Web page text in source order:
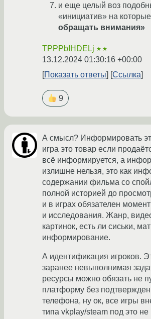
и еще целый воз
«инициатив» на которые
обращать внимания»
TPPPbIHDELj ★★
13.12.2024 01:30:16 +00:00
Показать ответы
Ссылка
9
А смысл? Информировать
игра это товар если
всё информируется, а
излишне нельзя, это как
содержании фильма со
полной историей до
и в играх обязателен
и исследования. Жанр,
картинок, есть ли сиськи,
информирование.
А идентификация игроков.
заранее невыполнимая
ресурсы можно обязать не
платформу без
телефона, ну ок, все игры
типа vkplay/steam под это не